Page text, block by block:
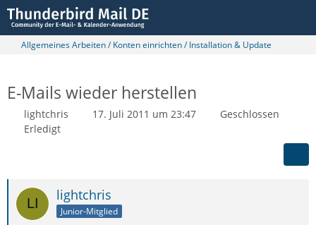
Allgemeines Arbeiten / Konten einrichten / Installation & Update
E-Mails wieder herstellen
lightchris 17. Juli 2011 um 23:47
Geschlossen
Erledigt
lightchris
Junior-Mitglied